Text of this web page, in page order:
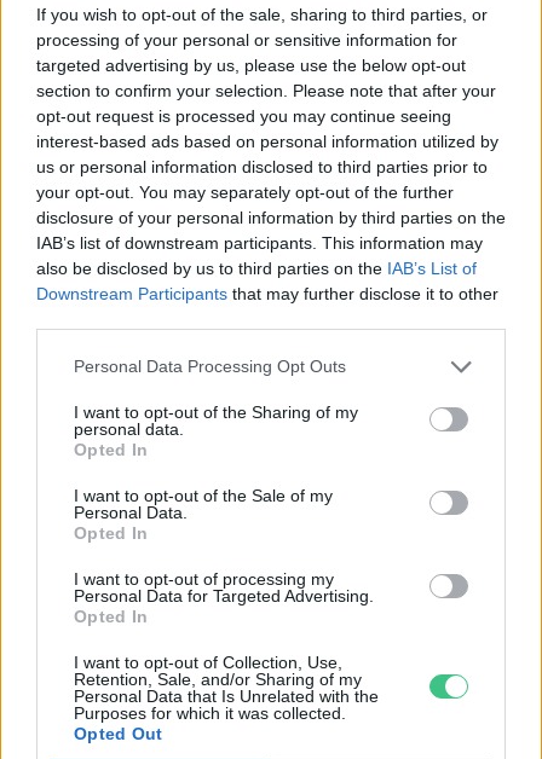
If you wish to opt-out of the sale, sharing to third parties, or
processing of your personal or sensitive information for
targeted advertising by us, please use the below opt-out
section to confirm your selection. Please note that after your
opt-out request is processed you may continue seeing
interest-based ads based on personal information utilized by
us or personal information disclosed to third parties prior to
your opt-out. You may separately opt-out of the further
disclosure of your personal information by third parties on the
IAB’s list of downstream participants. This information may
also be disclosed by us to third parties on the IAB’s List of
Downstream Participants that may further disclose it to other
Personal Data Processing Opt Outs
I want to opt-out of the Sharing of my
personal data.
Opted In
I want to opt-out of the Sale of my
Personal Data.
Opted In
I want to opt-out of processing my
Personal Data for Targeted Advertising.
Opted In
I want to opt-out of Collection, Use,
Retention, Sale, and/or Sharing of my
Personal Data that Is Unrelated with the
Purposes for which it was collected.
Opted Out
Szöllősi Gáborral, a Gardenfutura ügyvezetőjével beszélgettünk.
Történelmi aszály sújtja Nagy-
Britanniát is
SZEMLE
mekkora a különbség az áradó és a
kiszáradó Duna között
ÉLŐ BOLYGÓNK